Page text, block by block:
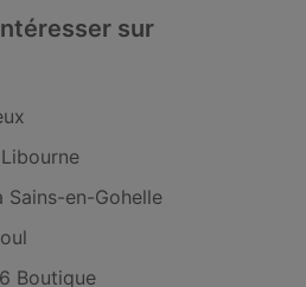
sur
Sains-en-Gohelle
Boutique